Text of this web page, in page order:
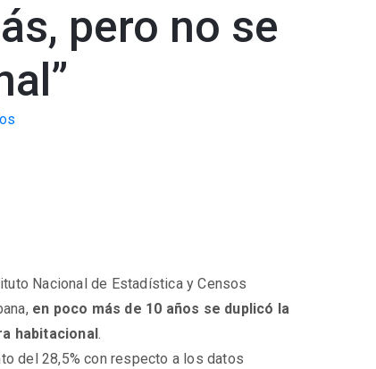
pero no se
Nacional de Estadística y Censos
en poco más de 10 años se duplicó la
habitacional.
del 28,5% con respecto a los datos